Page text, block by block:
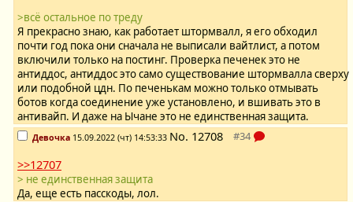
>всё остальное по треду
Я прекрасно знаю, как работает штормвалл, я его обходил
почти год пока они сначала не выписали вайтлист, а потом
включили только на постинг. Проверка печенек это не
антиддос, антиддос это само существование штормвалла сверху
или подобной цдн. По печенькам можно только отмывать
ботов когда соединение уже установлено, и вшивать это в
антивайп. И даже на Ычане это не единственная защита.
Девочка 15.09.2022 (чт) 14:53:33 No. 12708
>>12707
> не единственная защита
Да, еще есть пасскоды, лол.